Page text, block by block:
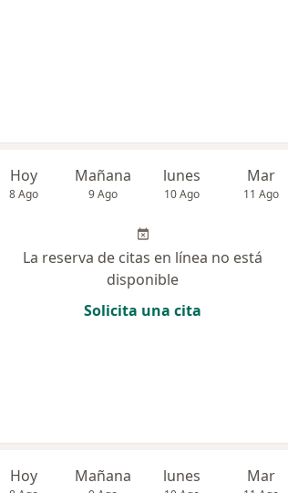
Hoy
8 Ago
Mañana
9 Ago
lunes
10 Ago
Mar
11 Ago
La reserva de citas en línea no está
disponible
Solicita una cita
Hoy Mañana lunes Mar